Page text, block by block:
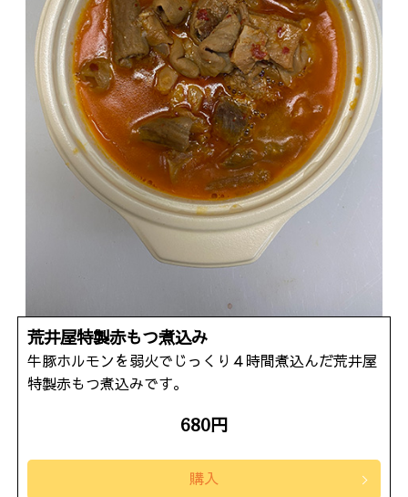
荒井屋特製赤もつ煮込み
牛豚ホルモンを弱火でじっくり４時間煮込んだ荒井屋
特製赤もつ煮込みです。
680円
購入